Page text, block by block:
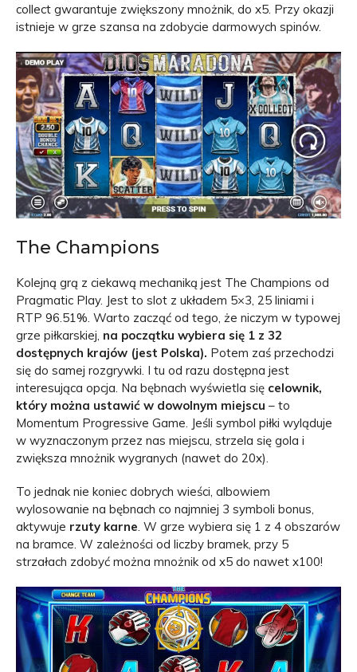
collect gwarantuje zwiększony mnożnik, do x5. Przy okazji
istnieje w grze szansa na zdobycie darmowych spinów.
The Champions
Kolejną grą z ciekawą mechaniką jest The Champions od
Pragmatic Play. Jest to slot z układem 5×3, 25 liniami i
RTP 96.51%. Warto zacząć od tego, że niczym w typowej
grze piłkarskiej, na początku wybiera się 1 z 32
dostępnych krajów (jest Polska). Potem zaś przechodzi
się do samej rozgrywki. I tu od razu dostępna jest
interesująca opcja. Na bębnach wyświetla się celownik,
który można ustawić w dowolnym miejscu – to
Momentum Progressive Game. Jeśli symbol piłki wyląduje
w wyznaczonym przez nas miejscu, strzela się gola i
zwiększa mnożnik wygranych (nawet do 20x).
To jednak nie koniec dobrych wieści, albowiem
wylosowanie na bębnach co najmniej 3 symboli bonus,
aktywuje rzuty karne . W grze wybiera się 1 z 4 obszarów
na bramce. W zależności od liczby bramek, przy 5
strzałach zdobyć można mnożnik od x5 do nawet x100!